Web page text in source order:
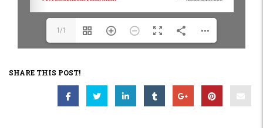
1/1
SHARE THIS POST!